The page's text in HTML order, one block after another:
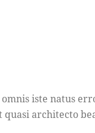
iste natus
architecto